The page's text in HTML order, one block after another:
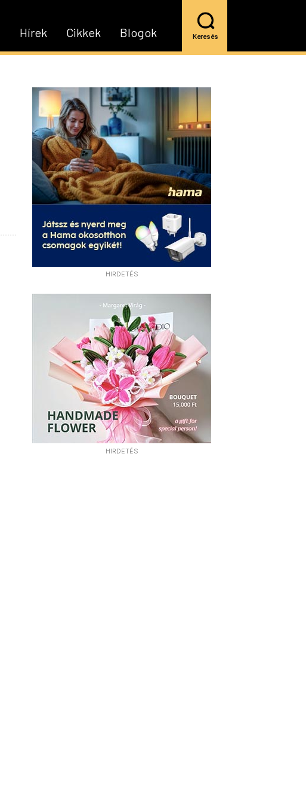
Blogok
Cikkek
Hírek Keresés
HIRDETÉS
HIRDETÉS